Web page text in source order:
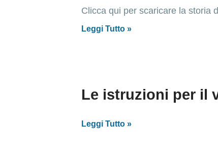
Clicca qui per scaricare la storia
Leggi Tutto »
Le istruzioni per il
Leggi Tutto »